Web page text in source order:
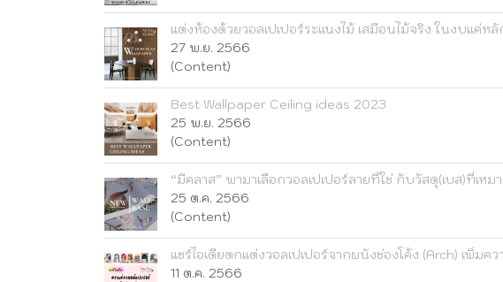
แต่งห้องด้วยวอลเปเปอร์ระแนงไม้ เสมือนไม้จริง ในงบแค่ห
27 พ.ย. 2566
(Content)
Best Wallpaper Ceiling ideas 2023
25 พ.ย. 2566
(Content)
“มีคลาส” พามาเลือกวอลเปเปอร์ลายที่ใช่ กับวัสดุ(เบส)ที่เห
25 ต.ค. 2566
(Content)
แชร์ไอเดียตกแต่งวอลเปเปอร์จากผนังช่องโค้ง (Arch) เพิ่ม
11 ต.ค. 2566